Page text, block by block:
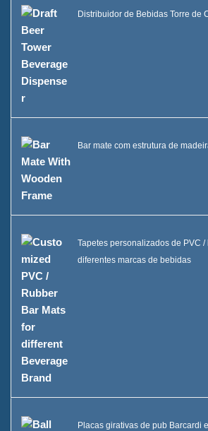
Distribuidor de Bebidas Torre de
Bar mate com estrutura de
Tapetes personalizados de PVC
diferentes marcas de bebidas
Placas girativas de pub Barcardi